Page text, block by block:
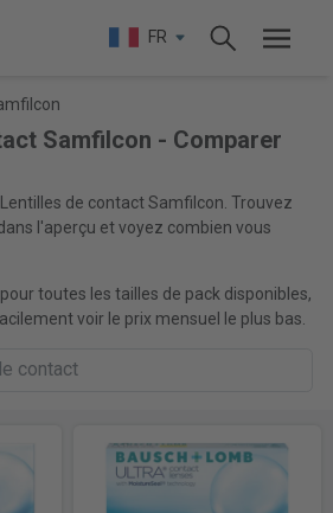
FR
Samfilcon - Comparer
de contact Samfilcon. Trouvez
l'aperçu et voyez combien vous
toutes les tailles de pack disponibles,
voir le prix mensuel le plus bas.